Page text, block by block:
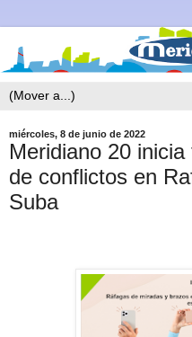
miércoles, 8 de junio de 2022
Meridiano 20
de conflictos en
Suba